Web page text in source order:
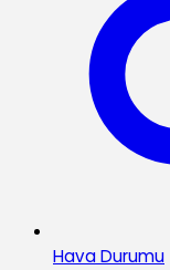
Hava Durumu